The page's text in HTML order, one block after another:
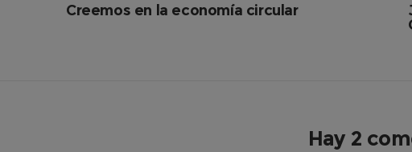
Creemos en la economía circular
Hay 2